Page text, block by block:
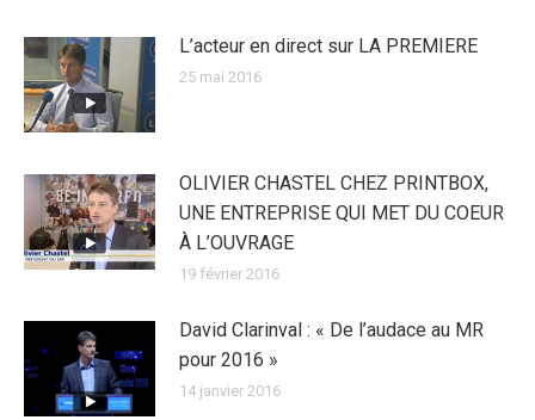
L’acteur en direct sur LA PREMIERE
25 mai 2016
OLIVIER CHASTEL CHEZ PRINTBOX,
UNE ENTREPRISE QUI MET DU COEUR
À L’OUVRAGE
19 février 2016
David Clarinval : « De l’audace au MR
pour 2016 »
14 janvier 2016